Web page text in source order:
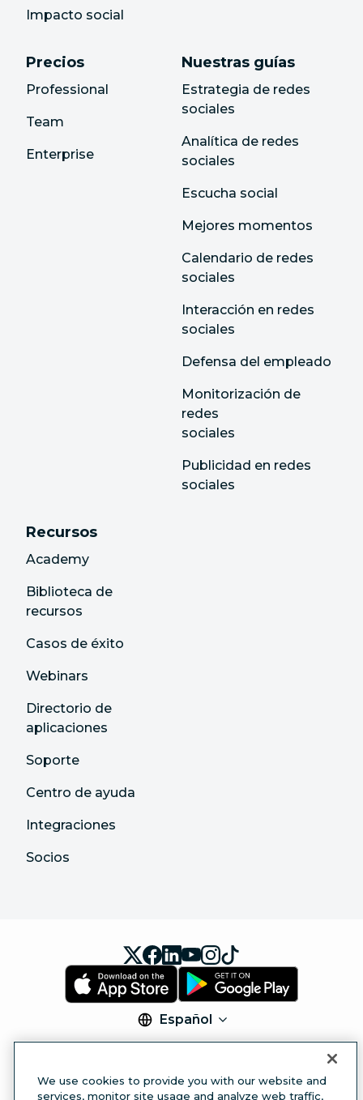
Impacto social
Precios
Professional
Team
Enterprise
Nuestras guías
Estrategia de redes
sociales
Analítica de redes
sociales
Escucha social
Mejores momentos
Calendario de redes
sociales
Interacción en redes
sociales
Defensa del empleado
Monitorización de
redes
sociales
Publicidad en redes
sociales
Recursos
Academy
Biblioteca de
recursos
Casos de éxito
Webinars
Directorio de
aplicaciones
Soporte
Centro de ayuda
Integraciones
Socios
Español
Preferences
Accessibility
We use cookies to provide you with our website and
services, monitor site usage and analyze web traffic,